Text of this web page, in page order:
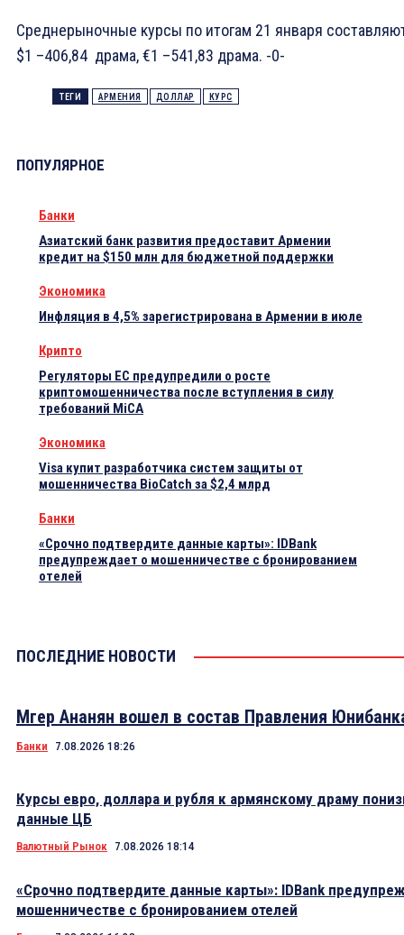
Среднерыночные курсы по итогам 21 января
$1 –406,84 драма, €1 –541,83 драма. -0-
ТЕГИ АРМЕНИЯ ДОЛЛАР КУРС
ПОПУЛЯРНОЕ
Банки
Азиатский банк развития предоставит Армении
кредит на $150 млн для бюджетной поддержки
Экономика
Инфляция в 4,5% зарегистрирована в Армении в июле
Крипто
Регуляторы ЕС предупредили о росте
криптомошенничества после вступления в силу
требований MiCA
Экономика
Visa купит разработчика систем защиты от
мошенничества BioCatch за $2,4 млрд
Банки
«Срочно подтвердите данные карты»: IDBank
предупреждает о мошенничестве с бронированием
отелей
ПОСЛЕДНИЕ НОВОСТИ
Мгер Ананян вошел в состав Правления
Банки 7.08.2026 18:26
Курсы евро, доллара и рубля к армянскому драму
данные ЦБ
Валютный Рынок 7.08.2026 18:14
«Срочно подтвердите данные карты»: IDBank
мошенничестве с бронированием отелей